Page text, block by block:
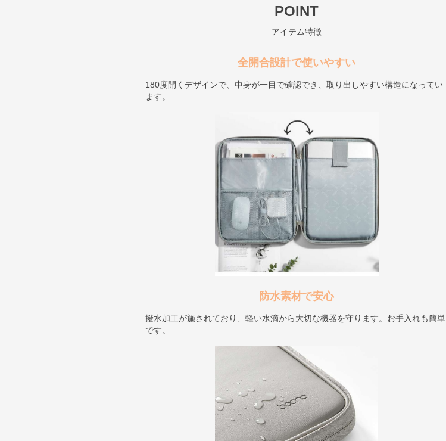
POINT
アイテム特徴
全開合設計で使いやすい
180度開くデザインで、中身が一目で確認でき、取り出しやすい構造になってい
ます。
防水素材で安心
撥水加工が施されており、軽い水滴から大切な機器を守ります。お手入れも簡単
です。